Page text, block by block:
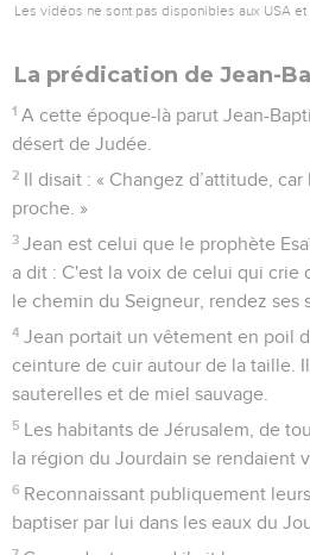
Les vidéos ne sont pas disponibles aux USA et
La prédication de Jean-
1 A cette époque-là parut Jean-
désert de Judée.
2 Il disait : « Changez d’attitude,
proche. »
3 Jean est celui que le prophète
a dit : C'est la voix de celui qui crie
le chemin du Seigneur, rendez ses
4 Jean portait un vêtement en poil
ceinture de cuir autour de la taille.
sauterelles et de miel sauvage.
5 Les habitants de Jérusalem, de
la région du Jourdain se rendaient
6 Reconnaissant publiquement
baptiser par lui dans les eaux du